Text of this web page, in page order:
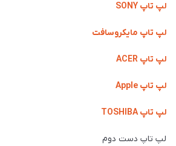
لپ تاپ SONY
لپ تاپ مایکروسافت
لپ تاپ ACER
لپ تاپ Apple
لپ تاپ TOSHIBA
لپ تاپ دست دوم